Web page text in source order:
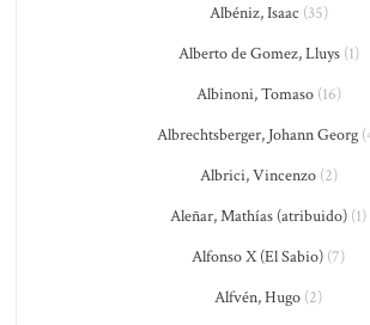
Albéniz, Isaac (35)
Alberto de Gomez, Lluys(1)
Albinoni, Tomaso(16)
Albrechtsberger, Johann Georg
Albrici, Vincenzo(2)
Aleñar, Mathías (atribuido) (1)
Alfonso X (El Sabio) (7)
Alfvén, Hugo (2)